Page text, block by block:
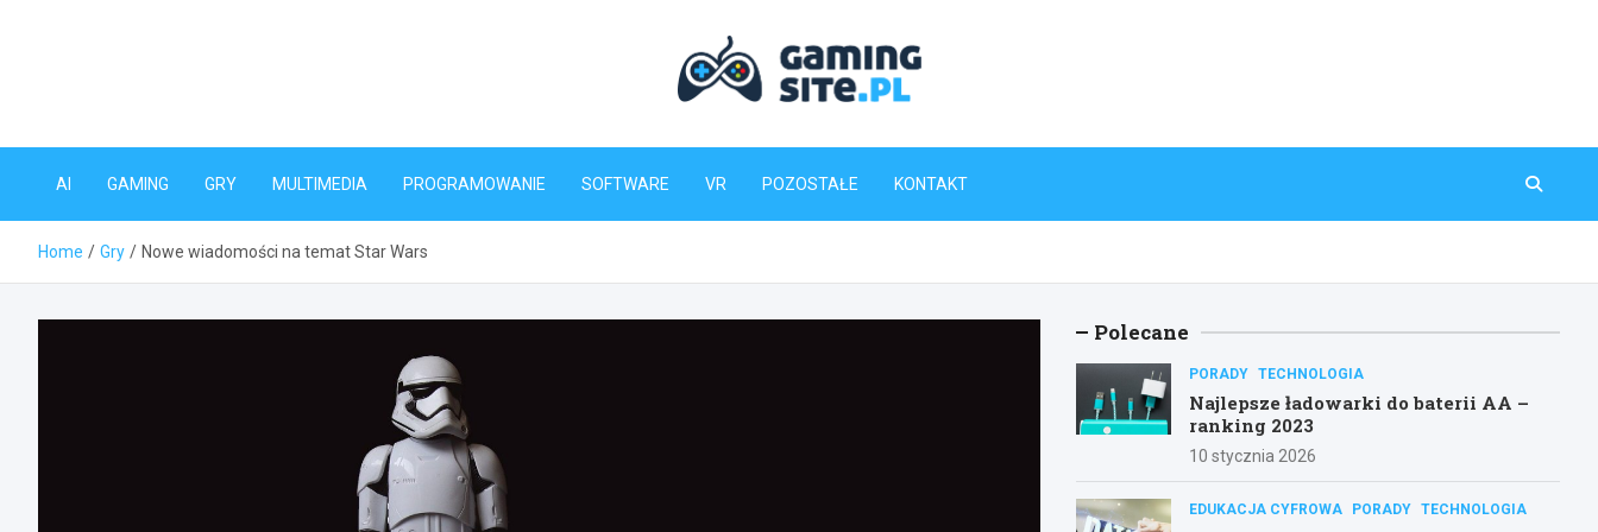
Gaming-Site.pl
AI GAMING GRY MULTIMEDIA PROGRAMOWANIE SOFTWARE VR POZOSTAŁE KONTAKT
Home Gry Nowe wiadomości na temat Star Wars
Polecane
PORADY TECHNOLOGIA
Najlepsze ładowarki do baterii AA –
ranking 2023
10 stycznia 2026
EDUKACJA CYFROWA PORADY TECHNOLOGIA